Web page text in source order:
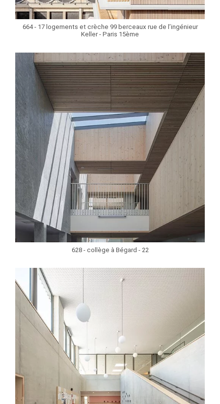
664 - 17 logements et crèche 99 berceaux rue de l’ingénieur
Keller - Paris 15ème
628 - collège à Bégard - 22